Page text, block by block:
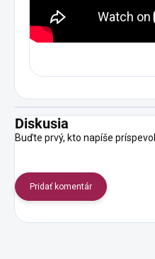
Diskusia
Buďte prvý, kto napíše
Pridať komentár